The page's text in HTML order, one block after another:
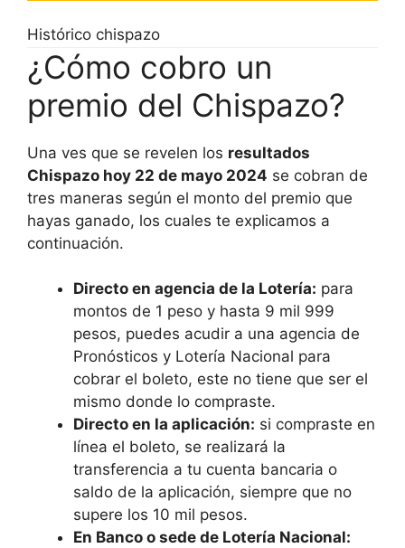
Histórico chispazo
¿Cómo cobro un
premio del Chispazo?
Una ves que se revelen los resultados
Chispazo hoy 22 de mayo 2024 se cobran de
tres maneras según el monto del premio que
hayas ganado, los cuales te explicamos a
continuación.
Directo en agencia de la Lotería: para
montos de 1 peso y hasta 9 mil 999
pesos, puedes acudir a una agencia de
Pronósticos y Lotería Nacional para
cobrar el boleto, este no tiene que ser el
mismo donde lo compraste.
Directo en la aplicación: si compraste en
línea el boleto, se realizará la
transferencia a tu cuenta bancaria o
saldo de la aplicación, siempre que no
supere los 10 mil pesos.
En Banco o sede de Lotería Nacional: